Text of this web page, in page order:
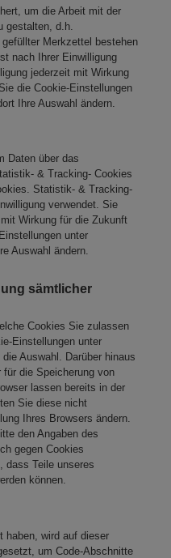
um die Arbeit mit der
gestalten, d.h.
Merkzettel bestehen
nach Ihrer Einwilligung
jederzeit mit Wirkung
die Cookie-Einstellungen
Ihre Auswahl ändern.
Daten über das
& Tracking- Cookies
Statistik- & Tracking-
verwendet. Sie
Wirkung für die Zukunft
unter
Auswahl ändern.
sämtlicher
Cookies Sie zulassen
Einstellungen unter
Auswahl. Darüber hinaus
für die Speicherung von
lassen bereits in der
Sie diese nicht
Ihres Browsers ändern.
den Angaben des
gegen Cookies
dass Teile unseres
können.
haben, wird auf dieser
um Code-Abschnitte